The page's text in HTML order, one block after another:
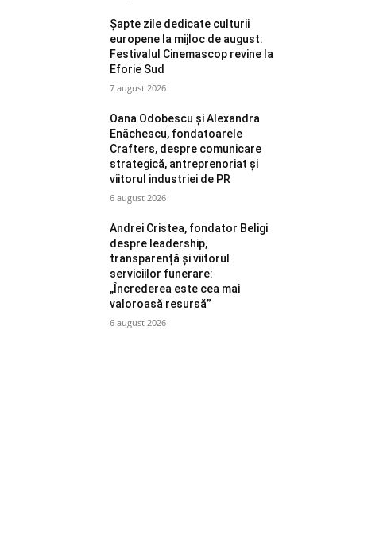
Șapte zile dedicate culturii
europene la mijloc de august:
Festivalul Cinemascop revine la
Eforie Sud
7 august 2026
Oana Odobescu și Alexandra
Enăchescu, fondatoarele
Crafters, despre comunicare
strategică, antreprenoriat și
viitorul industriei de PR
6 august 2026
Andrei Cristea, fondator Beligi
despre leadership,
transparență și viitorul
serviciilor funerare:
„Încrederea este cea mai
valoroasă resursă”
6 august 2026